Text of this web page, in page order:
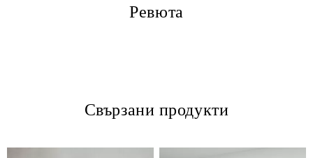
Ревюта
Свързани продукти